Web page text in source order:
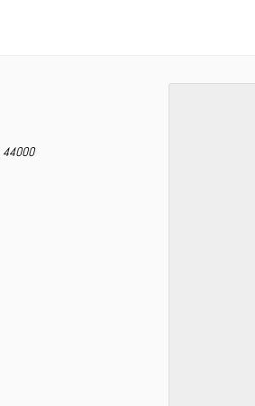
44000